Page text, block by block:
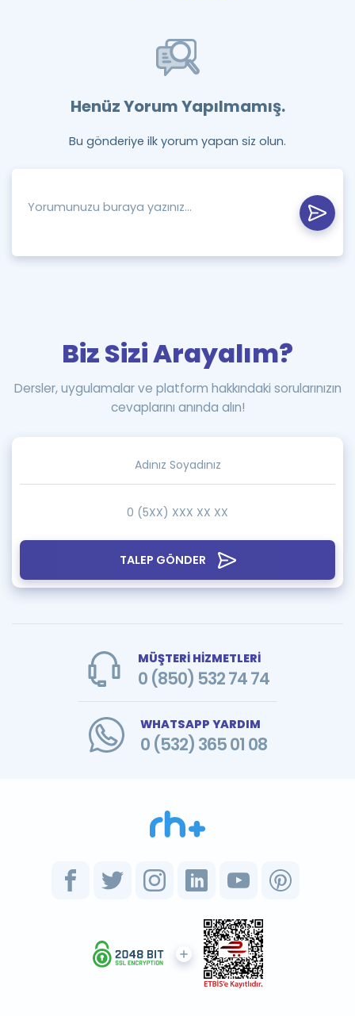
Henüz Yorum Yapılmamış.
Bu gönderiye ilk yorum yapan siz olun.
TALEP GÖNDER
Biz Sizi Arayalım?
Dersler, uygulamalar ve platform hakkındaki sorularınızın
cevaplarını anında alın!
MÜŞTERİ HİZMETLERİ
0 (850) 532 74 74
WHATSAPP YARDIM
0 (532) 365 01 08